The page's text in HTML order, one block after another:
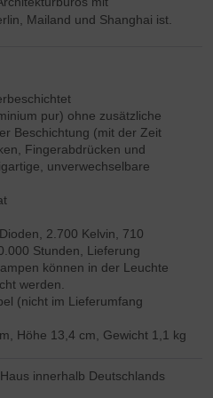
Mailand und Shanghai ist.
pur) ohne zusätzliche
Beschichtung (mit der Zeit
Fingerabdrücken und
unverwechselbare
2.700 Kelvin, 710
Stunden, Lieferung
können in der Leuchte
werden.
(nicht im Lieferumfang
Höhe 13,4 cm, Gewicht 1,1 kg
innerhalb Deutschlands